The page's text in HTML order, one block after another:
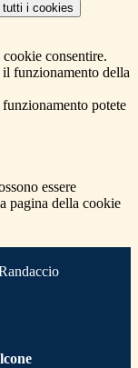
i cookies
consentire.
funzionamento della
potete
essere
pagina della cookie